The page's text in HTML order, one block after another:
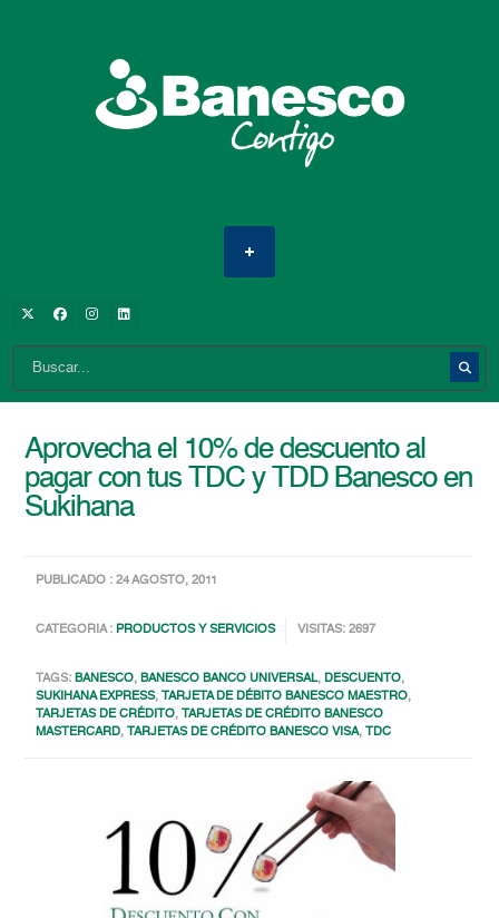
Aprovecha el 10% de descuento al
pagar con tus TDC y TDD Banesco en
Sukihana
PUBLICADO : 24 AGOSTO, 2011
CATEGORIA : PRODUCTOS Y SERVICIOS VISITAS: 2697
TAGS:BANESCO,BANESCO BANCO UNIVERSAL,DESCUENTO,
SUKIHANA EXPRESS, TARJETA DE DÉBITO BANESCO MAESTRO,
TARJETAS DE CRÉDITO, TARJETAS DE CRÉDITO BANESCO
MASTERCARD, TARJETAS DE CRÉDITO BANESCO VISA, TDC